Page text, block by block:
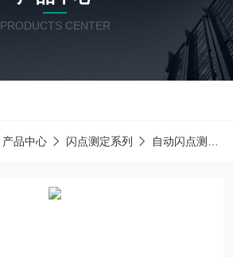
PRODUCTS CENTER
产品中心 闪点测定系列 自动闪点测定器